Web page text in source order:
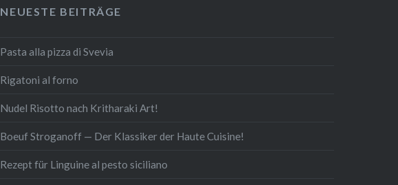
NEUESTE BEITRÄGE
Pasta alla pizza di Svevia
Rigatoni al forno
Nudel Risotto nach Krit­ha­ra­ki Art!
Boeuf Stro­gan­off — Der Klassiker der Haute Cuisine!
Rezept für Linguine al pesto siciliano